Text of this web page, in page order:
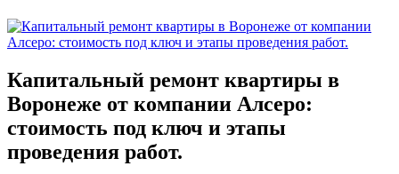
Капитальный ремонт квартиры в
Воронеже от компании Алсеро:
стоимость под ключ и этапы
проведения работ.